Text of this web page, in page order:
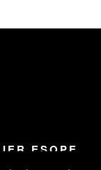
ESOPE